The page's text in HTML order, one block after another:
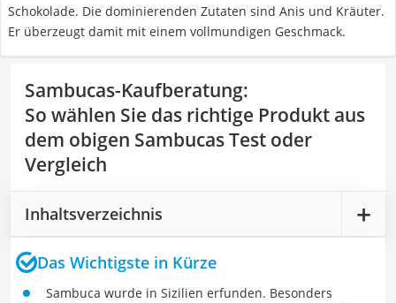
Schokolade. Die dominierenden Zutaten sind Anis und Kräuter.
Er überzeugt damit mit einem vollmundigen Geschmack.
Sambucas-Kaufberatung:
So wählen Sie das richtige Produkt aus
dem obigen Sambucas Test oder
Vergleich
Inhaltsverzeichnis
Das Wichtigste in Kürze
Sambuca wurde in Sizilien erfunden. Besonders